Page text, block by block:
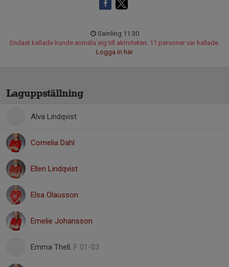
Samling 11:30
Endast kallade kunde anmäla sig till aktiviteten. 11 personer var kallade.
Logga in här
Laguppställning
Alva Lindqvist
Cornelia Dahl
Ellen Lindqvist
Elsa Olausson
Emelie Johansson
Emma Thell, F 01-03